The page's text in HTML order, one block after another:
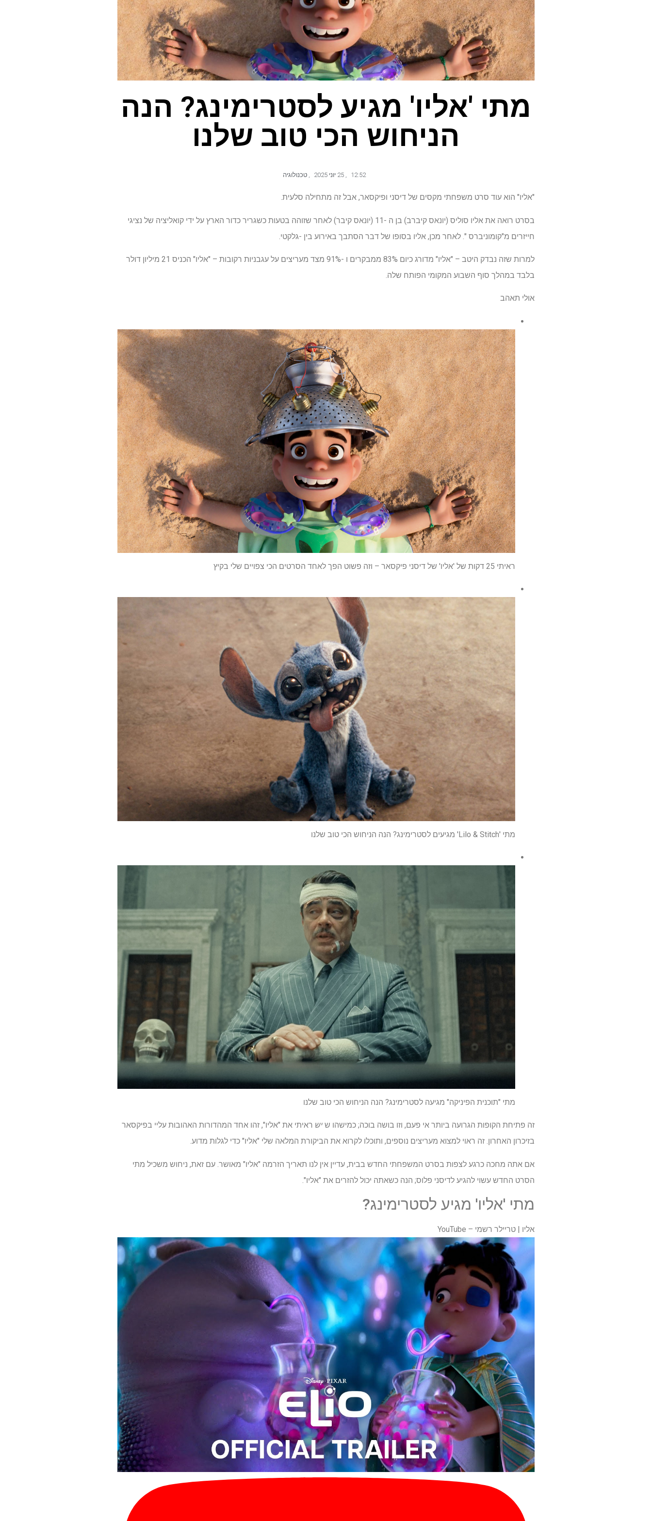
מתי 'אליו' מגיע לסטרימינג? הנה
הניחוש הכי טוב שלנו
12:52
, 25 יוני 2025 , טכנולוגיה
"אליו" הוא עוד סרט משפחתי מקסים של דיסני ופיקסאר, אבל זה מתחילה סלעית.
בסרט רואה את אליו סוליס (יונאס קיברב) בן ה -11 (יונאס קיבר) לאחר שזוהה בטעות כשגריר כדור הארץ על ידי קואליציה של נציגי
חייזרים מ"קומוניברס ". לאחר מכן, אליו בסופו של דבר הסתבך באירוע בין -גלקטי.
למרות שזה נבדק היטב – "אליו" מדורג כיום 83% ממבקרים ו -91% מצד מעריצים על עגבניות רקובות –
"אליו" הכניס 21 מיליון דולר
בלבד במהלך סוף השבוע המקומי הפותח שלה.
אולי תאהב
ראיתי 25 דקות של 'אליו' של דיסני פיקסאר – וזה פשוט הפך לאחד הסרטים הכי צפויים שלי בקיץ
מתי 'Lilo & Stitch' מגיעים לסטרימינג? הנה הניחוש הכי טוב שלנו
מתי "תוכנית הפיניקה" מגיעה לסטרימינג? הנה הניחוש הכי טוב שלנו
זה פתיחת הקופות הגרועה ביותר אי פעם, וזו בושה בוכה; כמישהו ש יש ראיתי את "אליו", זהו אחד המהדורות האהובות עליי בפיקסאר
בזיכרון האחרון. זה ראוי למצוא מעריצים נוספים, ותוכלו לקרוא את הביקורת המלאה שלי "אליו" כדי לגלות מדוע.
אם אתה מחכה כרגע לצפות בסרט המשפחתי החדש בבית, עדיין אין לנו תאריך הזרמה "אליו" מאושר. עם זאת, ניחוש משכיל מתי
הסרט החדש עשוי להגיע לדיסני פלוס; הנה כשאתה יכול להזרים את "אליו".
מתי 'אליו' מגיע לסטרימינג?
אליו | טריילר רשמי – YouTube